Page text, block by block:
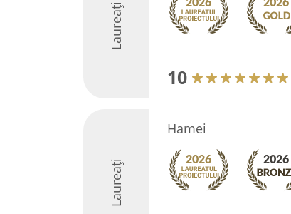
Laureați
10
Laureați
Hamei